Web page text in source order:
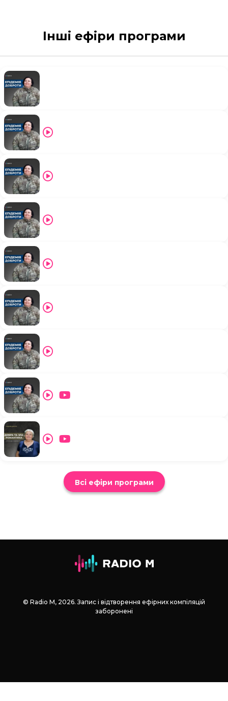
Інші ефіри програми
Всі ефіри програми
© Radio М, 2026. Запис і відтворення ефірних компіляцій
заборонені